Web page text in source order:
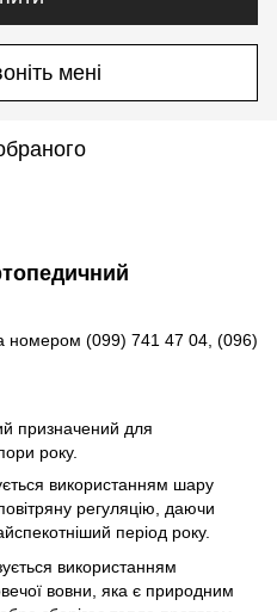
мені
номером (099) 741 47 04, (096)
призначений для
року.
використанням шару
регуляцію, даючи
період року.
використанням
вовни, яка є природним